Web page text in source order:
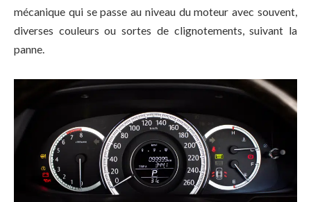
mécanique qui se passe au niveau du moteur avec souvent,
diverses couleurs ou sortes de clignotements, suivant la
panne.